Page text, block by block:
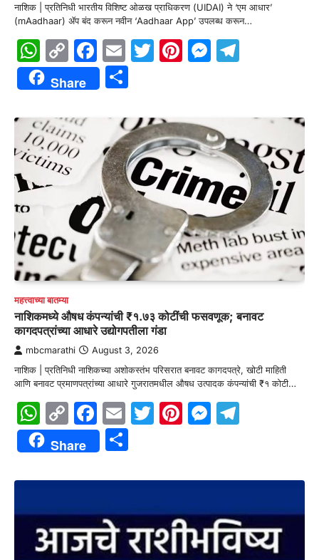
नाशिक | प्रतिनिधी भारतीय विशिष्ट ओळख प्राधिकरण (UIDAI) ने ‘एम आधार’
(mAadhaar) ॲप बंद करून नवीन ‘Aadhaar App’ उपलब्ध करून…
WhatsApp
Copy
Link
Facebook
EmailTwitter
Pinterest
Share
महत्त्वाच्या बातम्या
नाशिकमध्ये औषध कंपन्यांची ₹१.७३ कोटींची फसवणूक; बनावट
कागदपत्रांच्या आधारे उद्योगपतीला गंडा
mbcmarathi August 3, 2026
नाशिक | प्रतिनिधी नाशिकच्या अशोकस्तंभ परिसरात बनावट कागदपत्रे, खोटी माहिती
आणि बनावट प्रमाणपत्रांच्या आधारे गुजरातमधील औषध उत्पादक कंपन्यांची ₹१ कोटी…
WhatsApp
Copy
Link
Facebook
EmailTwitter
Pinterest
Share